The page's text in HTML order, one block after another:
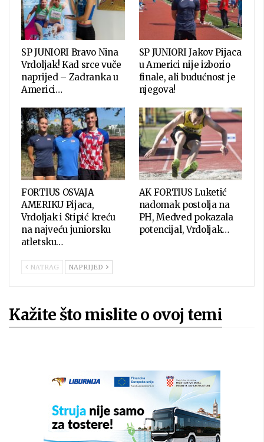
SP JUNIORI Bravo Nina
Vrdoljak! Kad srce vuče
naprijed – Zadranka u
Americi…
SP JUNIORI Jakov Pijaca
u Americi nije izborio
finale, ali budućnost je
njegova!
FORTIUS OSVAJA
AMERIKU Pijaca,
Vrdoljak i Stipić kreću
na najveću juniorsku
atletsku…
AK FORTIUS Luketić
nadomak postolja na
PH, Medved pokazala
potencijal, Vrdoljak…
NATRAG NAPRIJED
Kažite što mislite o ovoj temi